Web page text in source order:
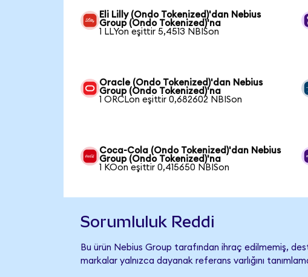
Eli Lilly (Ondo Tokenized)'dan Nebius
Group (Ondo Tokenized)'na
1 LLYon eşittir 5,4513 NBISon
Oracle (Ondo Tokenized)'dan Nebius
Group (Ondo Tokenized)'na
1 ORCLon eşittir 0,682602 NBISon
Coca-Cola (Ondo Tokenized)'dan Nebius
Group (Ondo Tokenized)'na
1 KOon eşittir 0,415650 NBISon
Sorumluluk Reddi
Bu ürün Nebius Group tarafından ihraç edilmemiş,
markalar yalnızca dayanak referans varlığını